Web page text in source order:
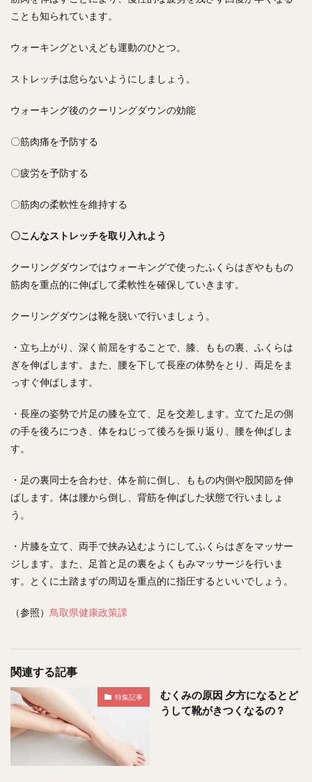
ことも知られています。
ウォーキングといえども運動のひとつ。
ストレッチは怠らないようにしましょう。
ウォーキング後のクーリングダウンの効能
〇筋肉痛を予防する
〇疲労を予防する
〇筋肉の柔軟性を維持する
〇こんなストレッチを取り入れよう
クーリングダウンではウォーキングで使ったふくらはぎやももの
筋肉を重点的に伸ばして柔軟性を確保していきます。
クーリングダウンは靴を脱いで行いましょう。
・立ち上がり、深く前屈をすることで、膝、ももの裏、ふくらは
ぎを伸ばします。また、腰を下して長座の体勢をとり、両足をま
っすぐ伸ばします。
・長座の姿勢で片足の膝を立て、足を交差します。立てた足の側
の手を後ろにつき、体をねじって後ろを振り返り、腰を伸ばしま
す。
・足の裏同士を合わせ、体を前に倒し、ももの内側や股関節を伸
ばします。体は腰から倒し、背筋を伸ばした状態で行いましょ
う。
・片膝を立て、両手で挟み込むようにしてふくらはぎをマッサー
ジします。また、足首と足の裏をよくもみマッサージを行いま
す。とくに土踏まずの周辺を重点的に指圧するといいでしょう。
（参照） 鳥取県健康政策課
関連する記事
特集記事
むくみの原因 夕方になるとど
うして靴がきつくなるの？